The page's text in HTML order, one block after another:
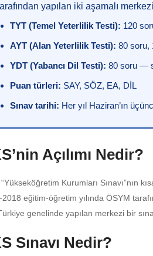
yapılan iki aşamalı merkezi
TYT (Temel Yeterlilik Testi): 120
AYT (Alan Yeterlilik Testi): 80 soru,
YDT (Yabancı Dil Testi): 80 soru —
Puan türleri: SAY, SÖZ, EA, DİL
Sınav tarihi: Her yıl Haziran’ın
Açılımı Nedir?
Kurumları Sınavı”nın
eğitim-öğretim yılında ÖSYM
genelinde yapılan merkezi bir
Sınavı Nedir?